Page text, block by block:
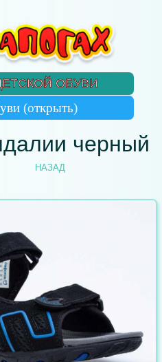
ОБУВИ
черный
НАЗАД